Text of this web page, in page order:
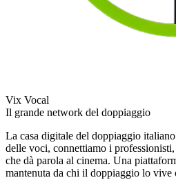
Vix Vocal
Il grande network del doppiaggio
La casa digitale del doppiaggio
delle voci, connettiamo i
che dà parola al cinema. Una
mantenuta da chi il doppiaggio lo vive